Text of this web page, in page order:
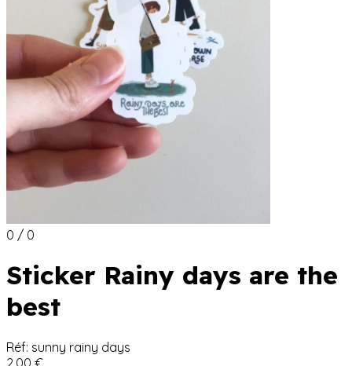
0 / 0
Sticker Rainy days are the
best
Réf: sunny rainy days
2,00 €